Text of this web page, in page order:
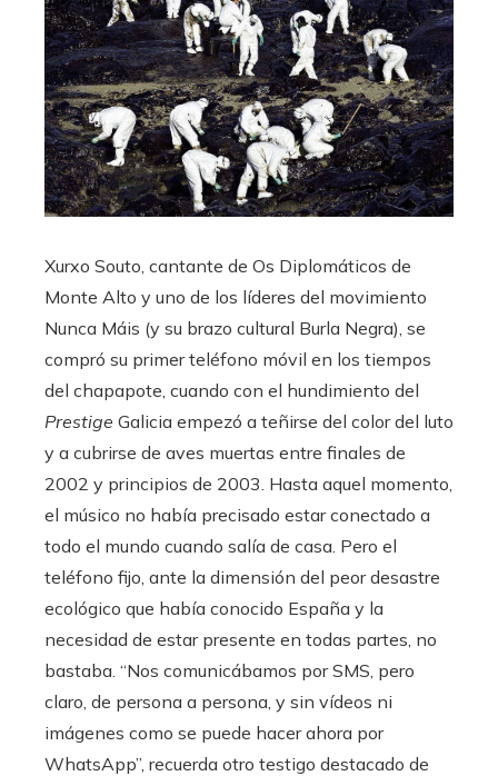
Xurxo Souto, cantante de Os Diplomáticos de
Monte Alto y uno de los líderes del movimiento
Nunca Máis (y su brazo cultural Burla Negra), se
compró su primer teléfono móvil en los tiempos
del chapapote, cuando con el hundimiento del
Prestige Galicia empezó a teñirse del color del luto
y a cubrirse de aves muertas entre finales de
2002 y principios de 2003. Hasta aquel momento,
el músico no había precisado estar conectado a
todo el mundo cuando salía de casa. Pero el
teléfono fijo, ante la dimensión del peor desastre
ecológico que había conocido España y la
necesidad de estar presente en todas partes, no
bastaba. “Nos comunicábamos por SMS, pero
claro, de persona a persona, y sin vídeos ni
imágenes como se puede hacer ahora por
WhatsApp”, recuerda otro testigo destacado de